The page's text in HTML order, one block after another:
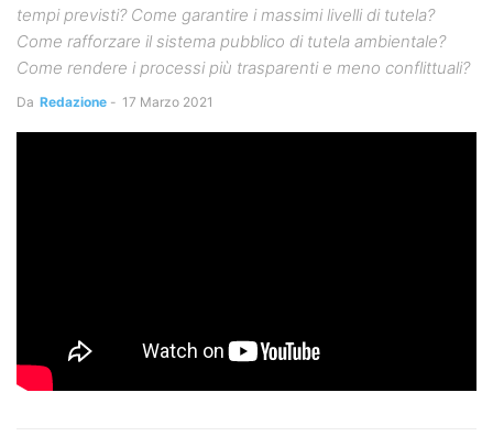
tempi previsti? Come garantire i massimi livelli di tutela?
Come rafforzare il sistema pubblico di tutela ambientale?
Come rendere i processi più trasparenti e meno conflittuali?
Da Redazione - 17 Marzo 2021